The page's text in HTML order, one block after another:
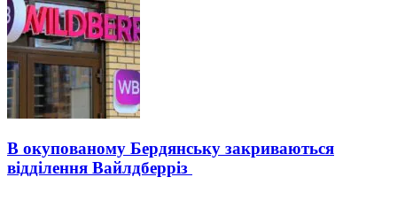
В окупованому Бердянську закриваються
відділення Вайлдберріз